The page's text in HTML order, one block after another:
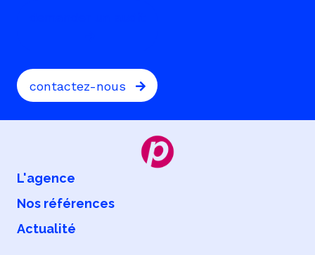
contactez-nous
L'agence
Nos références
Actualité